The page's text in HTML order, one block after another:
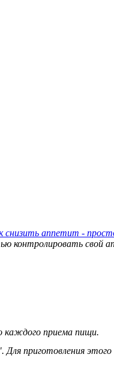
контролировать свой
каждого приема пищи.
Для приготовления